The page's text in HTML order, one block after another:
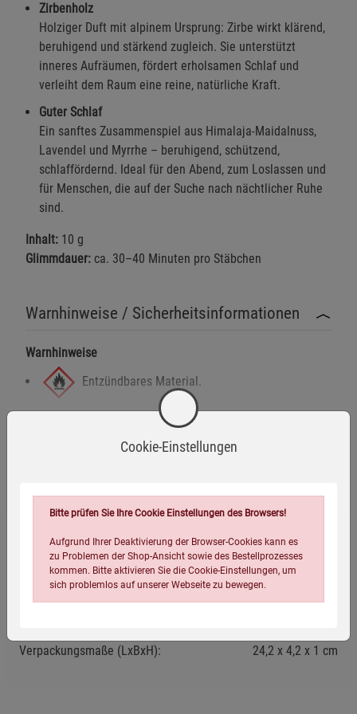
Zirbenholz
Holziger Duft mit alpinem Ursprung: Zirbe wirkt klärend,
beruhigend und stärkend zugleich. Sie unterstützt
inneres Aufräumen, fördert erholsamen Schlaf und
verleiht dem Raum eine reine, natürliche Kraft.
Guter Schlaf
Ein sanftes Zusammenspiel aus Himalaja-Maidalnuss,
Lavendel und Myrrhe – beruhigend, schützend,
schlaffördernd. Ideal für den Abend, zum Loslassen und
für Menschen, die auf der Suche nach nächtlicher Ruhe
sind.
Inhalt: 10 g
Glimmdauer: ca. 30–40 Minuten pro Stäbchen
Warnhinweise / Sicherheitsinformationen
Warnhinweise
Entzündbares Material.
Kann bei übermäßiger Inhalation der Dämpfe
Reizungen der Atemwege verursachen.
Räucherstäbchen nur auf einer feuerfesten Unterlage
Von leicht entflammbaren Materialien fernhalten.
Den Raum während und nach der Verwendung gut
lüften.
Von Kindern und Haustieren fernhalten.
Eigenschaften
4250209850807
Verpackungsmaße (LxBxH):
24,2 4,2 1 cm
Cookie-Einstellungen
Bitte prüfen Sie Ihre Cookie Einstellungen des Browsers!
Aufgrund Ihrer Deaktivierung der Browser-Cookies kann es
zu Problemen der Shop-Ansicht sowie des Bestellprozesses
kommen. Bitte aktivieren Sie die Cookie-Einstellungen, um
sich problemlos auf unserer Webseite zu bewegen.